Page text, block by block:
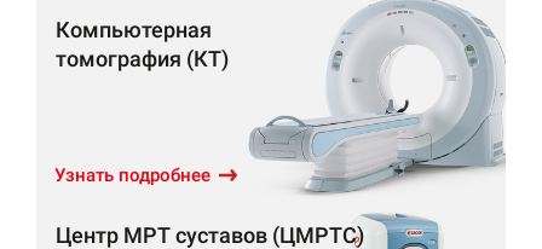
Компьютерная
томография (КТ)
Узнать подробнее
Центр МРТ суставов (ЦМРТС)